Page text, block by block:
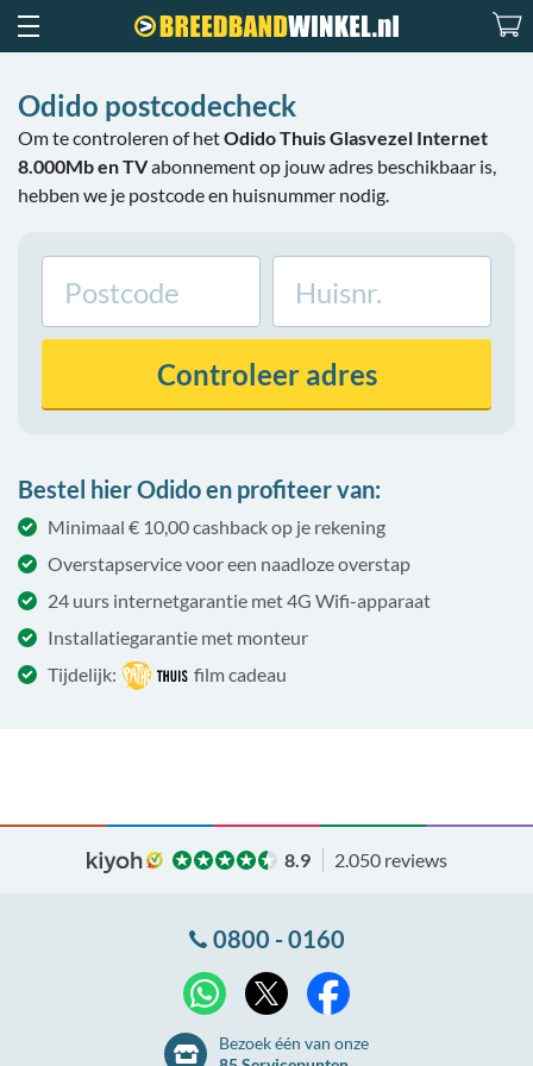
Odido postcodecheck
Om te controleren of hetOdido Thuis Glasvezel Internet
8.000Mb en TVabonnement op jouw adres beschikbaar is,
hebben we je postcode en huisnummer nodig.
Controleeradres
Bestel hier Odido en profiteer van:
Minimaal € 10,00 cashback op je rekening
Overstapservice voor een naadloze overstap
24 uurs internetgarantie met 4G Wifi-apparaat
Installatiegarantie met monteur
Tijdelijk:
film cadeau
8.9 2.050 reviews
0800 - 0160
WhatsApp
Bezoek één van onze